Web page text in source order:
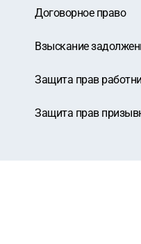
Договорное право
Взыскание
Защита прав
Защита прав